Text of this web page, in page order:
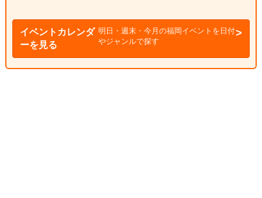
イベントカレンダ
ーを見る
明日・週末・今月の福岡イベントを日付
やジャンルで探す